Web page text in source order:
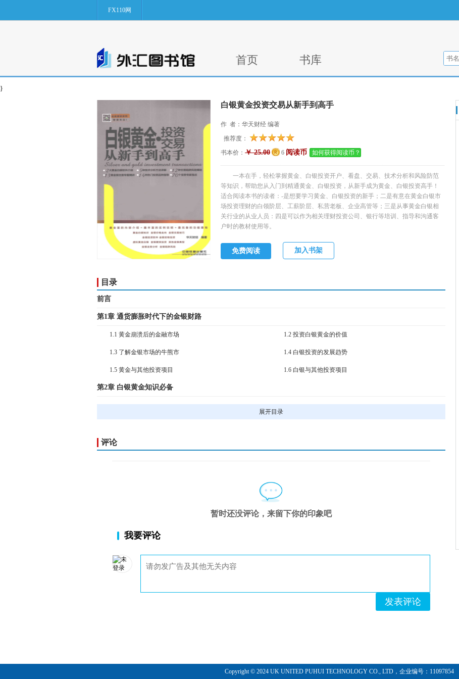
FX110网
首页 书库
}
白银黄金投资交易从新手到高手
作 者：华天财经 编著
推荐度：
书本价： ￥ 25.00 6 阅读币 如何获得阅读币？
一本在手，轻松掌握黄金、白银投资开户、看盘、交易、技术分析和风险防范
等知识，帮助您从入门到精通黄金、白银投资，从新手成为黄金、白银投资高手！
适合阅读本书的读者：-是想要学习黄金、白银投资的新手；二是有意在黄金白银市
场投资理财的白领阶层、工薪阶层、私营老板、企业高管等；三是从事黄金白银相
关行业的从业人员：四是可以作为相关理财投资公司、银行等培训、指导和沟通客
户时的教材使用等。
免费阅读 加入书架
目录
前言
第1章 ​通货膨胀时代下的金银财路
1.1 ​黄金崩溃后的金融市场 1.2 ​投资白银黄金的价值
1.3 ​了解金银市场的牛熊市 1.4 ​白银投资的发展趋势
1.5 ​黄金与其他投资项目 1.6 ​白银与其他投资项目
第2章 ​白银黄金知识必备
2.1 ​认识白银黄金 2.2 ​白银黄金识别技巧
2.5 ​了解金银投资交易
第4章 ​金银价格的走向
4.3 ​影响黄金价格的因素
展开目录
评论
暂时还没评论，来留下你的印象吧
我要评论
发表评论
Copyright © 2024 UK UNITED PUHUI TECHNOLOGY CO., LTD，企业编号：11097854